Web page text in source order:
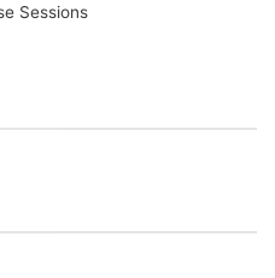
& UUFO – Total Eclipse
Sessions